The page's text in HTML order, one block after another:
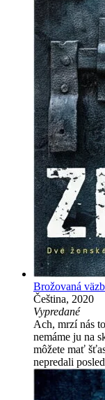
Brožovaná
Čeština, 2020
Vypredané
Ach, mrzí nás
nemáme ju na
môžete mať
nepredali